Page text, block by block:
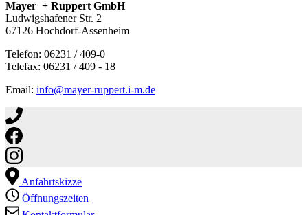
Mayer + Ruppert GmbH
Ludwigshafener Str. 2
67126 Hochdorf-Assenheim
Telefon: 06231 / 409-0
Telefax: 06231 / 409 - 18
Email: info@mayer-ruppert.i-m.de
Anfahrtskizze
Öffnungszeiten